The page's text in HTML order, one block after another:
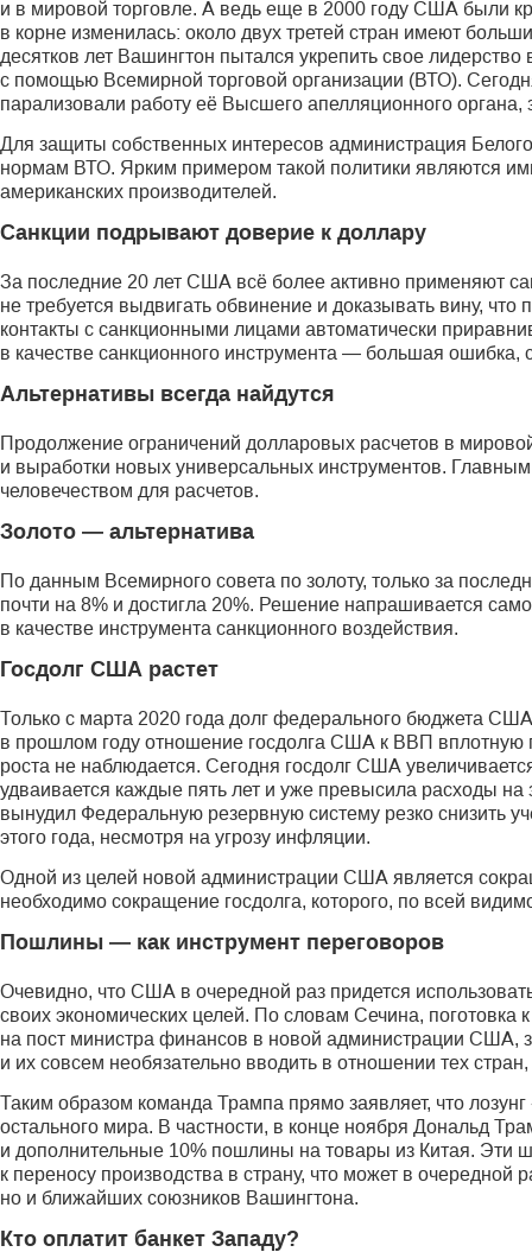
и в мировой торговле. А ведь еще в 2000 году США были
в корне изменилась: около двух третей стран имеют
десятков лет Вашингтон пытался укрепить свое
с помощью Всемирной торговой организации (ВТО).
парализовали работу её Высшего апелляционного органа,
Для защиты собственных интересов администрация
нормам ВТО. Ярким примером такой политики являются
американских производителей.
Санкции подрывают доверие к доллару
За последние 20 лет США всё более активно применяют
не требуется выдвигать обвинение и доказывать вину,
контакты с санкционными лицами автоматически
в качестве санкционного инструмента — большая ошибка,
Альтернативы всегда найдутся
Продолжение ограничений долларовых расчетов в
и выработки новых универсальных инструментов.
человечеством для расчетов.
Золото — альтернатива
По данным Всемирного совета по золоту, только за
почти на 8% и достигла 20%. Решение напрашивается
в качестве инструмента санкционного воздействия.
Госдолг США растет
Только с марта 2020 года долг федерального бюджета
в прошлом году отношение госдолга США к ВВП вплотную
роста не наблюдается. Сегодня госдолг США
удваивается каждые пять лет и уже превысила расходы
вынудил Федеральную резервную систему резко снизить
этого года, несмотря на угрозу инфляции.
Одной из целей новой администрации США является
необходимо сокращение госдолга, которого, по всей
Пошлины — как инструмент переговоров
Очевидно, что США в очередной раз придется
своих экономических целей. По словам Сечина,
на пост министра финансов в новой администрации США,
и их совсем необязательно вводить в отношении тех
Таким образом команда Трампа прямо заявляет, что
остального мира. В частности, в конце нояб­ря Дональд
и дополнительные 10% пошлины на товары из Китая. Эти
к переносу производства в страну, что может в
но и ближайших союзников Вашингтона.
Кто оплатит банкет Западу?